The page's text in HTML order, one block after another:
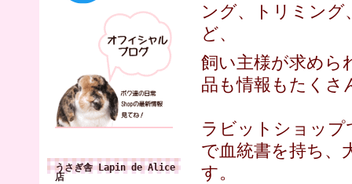
うさぎ舎 Lapin de Alice
店
ング、トリミング
ど、
飼い主様が求めら
品も情報もたくさ
ラビットショッ
で血統書を持ち、
す。